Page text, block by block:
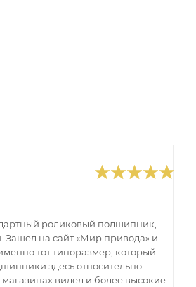
роликовый подшипник,
Зашел на сайт «Мир привода» и
тот типоразмер, который
здесь относительно
магазинах видел и более высокие